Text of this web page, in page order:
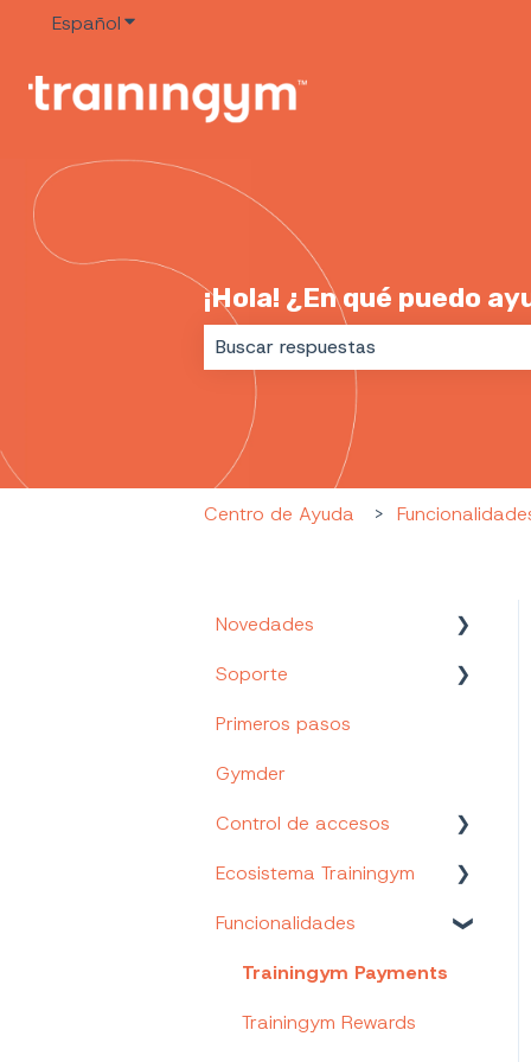
EspañolTraducciones de Mostrar submenú de
¡Hola! ¿En qué puedo
No hay sugerencias porque el
Centro de Ayuda
Novedades
Nuevos Productos y
Soporte
Canales de soporte
Tu Portal de cliente
Trainingym Academy
Primeros pasos
Gymder
Control de accesos
Control de accesos
Ecosistema Trainingym
Web App Staff
Página web
(Trainingym Easy)
Funcionalidades
Trainingym Payments
Trainingym Rewards